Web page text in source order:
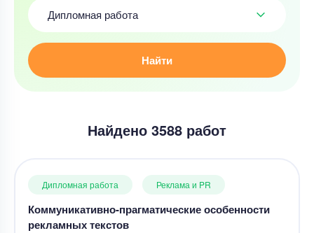
Дипломная работа
Найти
Найдено 3588 работ
Дипломная работа Реклама и PR
Коммуникативно-прагматические особенности
рекламных текстов